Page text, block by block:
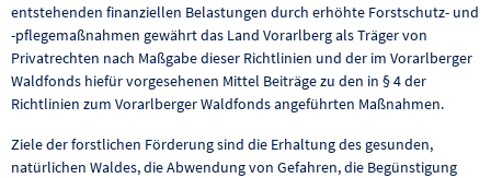
entstehenden finanziellen Belastungen durch erhöhte Forstschutz- und
-pflegemaßnahmen gewährt das Land Vorarlberg als Träger von
Privatrechten nach Maßgabe dieser Richtlinien und der im Vorarlberger
Waldfonds hiefür vorgesehenen Mittel Beiträge zu den in § 4 der
Richtlinien zum Vorarlberger Waldfonds angeführten Maßnahmen.
Ziele der forstlichen Förderung sind die Erhaltung des gesunden,
natürlichen Waldes, die Abwendung von Gefahren, die Begünstigung